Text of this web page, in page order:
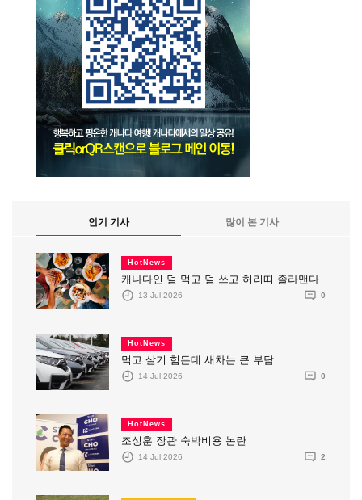
인기 기사 많이 본 기사
HotNews
캐나다인 덜 먹고 덜 쓰고 허리띠 졸라맨다
13 Jul 2026 0
HotNews
먹고 살기 힘든데 새차는 큰 부담
14 Jul 2026 0
HotNews
조성훈 장관 숙박비용 논란
14 Jul 2026 2